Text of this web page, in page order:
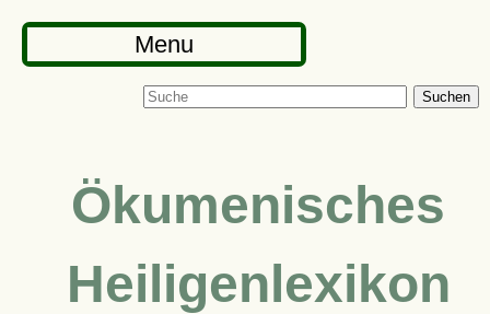
Menu
Suchen
Ökumenisches
Heiligenlexikon